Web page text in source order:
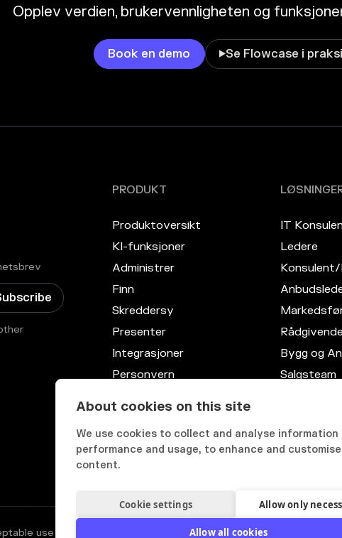
About cookies on this site
We use cookies to collect and analyse information
performance and usage, to enhance and customise
content.
Cookie settings Allow only
Allow all cookies
Opplev verdien, brukervennligheten og
Book en demo Se Flowcase i
PRODUKT
Produktoversikt
KI-funksjoner
Administrer
Finn
Skreddersy
Presenter
Integrasjoner
Personvern
IT
Ledere
Konsulent/
Bygg og
Salgsteam
HR
use policy